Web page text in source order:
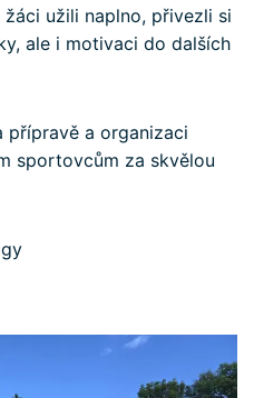
užili naplno, přivezli si
ale i motivaci do dalších
přípravě a organizaci
sportovcům za skvělou